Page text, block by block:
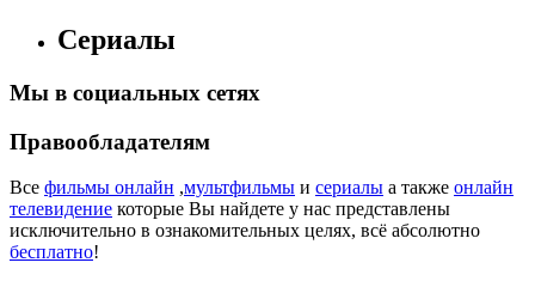
Сериалы
Мы в социальных сетях
Правообладателям
Все фильмы онлайн ,мультфильмы и сериалы а также онлайн
телевидение которые Вы найдете у нас представлены
исключительно в ознакомительных целях, всё абсолютно
бесплатно!